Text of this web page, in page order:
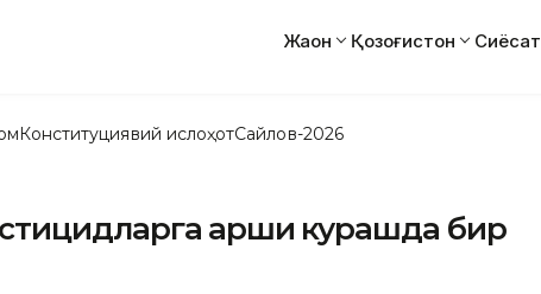
Жаҳон Қозоғистон Сиёсат
Конституциявий ислоҳотСайлов-2026
қарши курашда бир